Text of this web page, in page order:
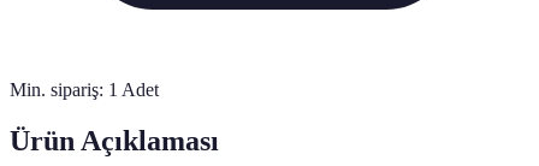
Min. sipariş: 1 Adet
Ürün Açıklaması